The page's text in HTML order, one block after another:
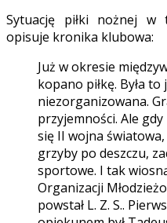
Sytuację piłki nożnej w
opisuje kronika klubowa:
Już w okresie
kopano piłkę. Była to
niezorganizowana.
przyjemności. Ale gdy
się II wojna
grzyby po deszczu,
sportowe. I tak
Organizacji
powstał L. Z. S..